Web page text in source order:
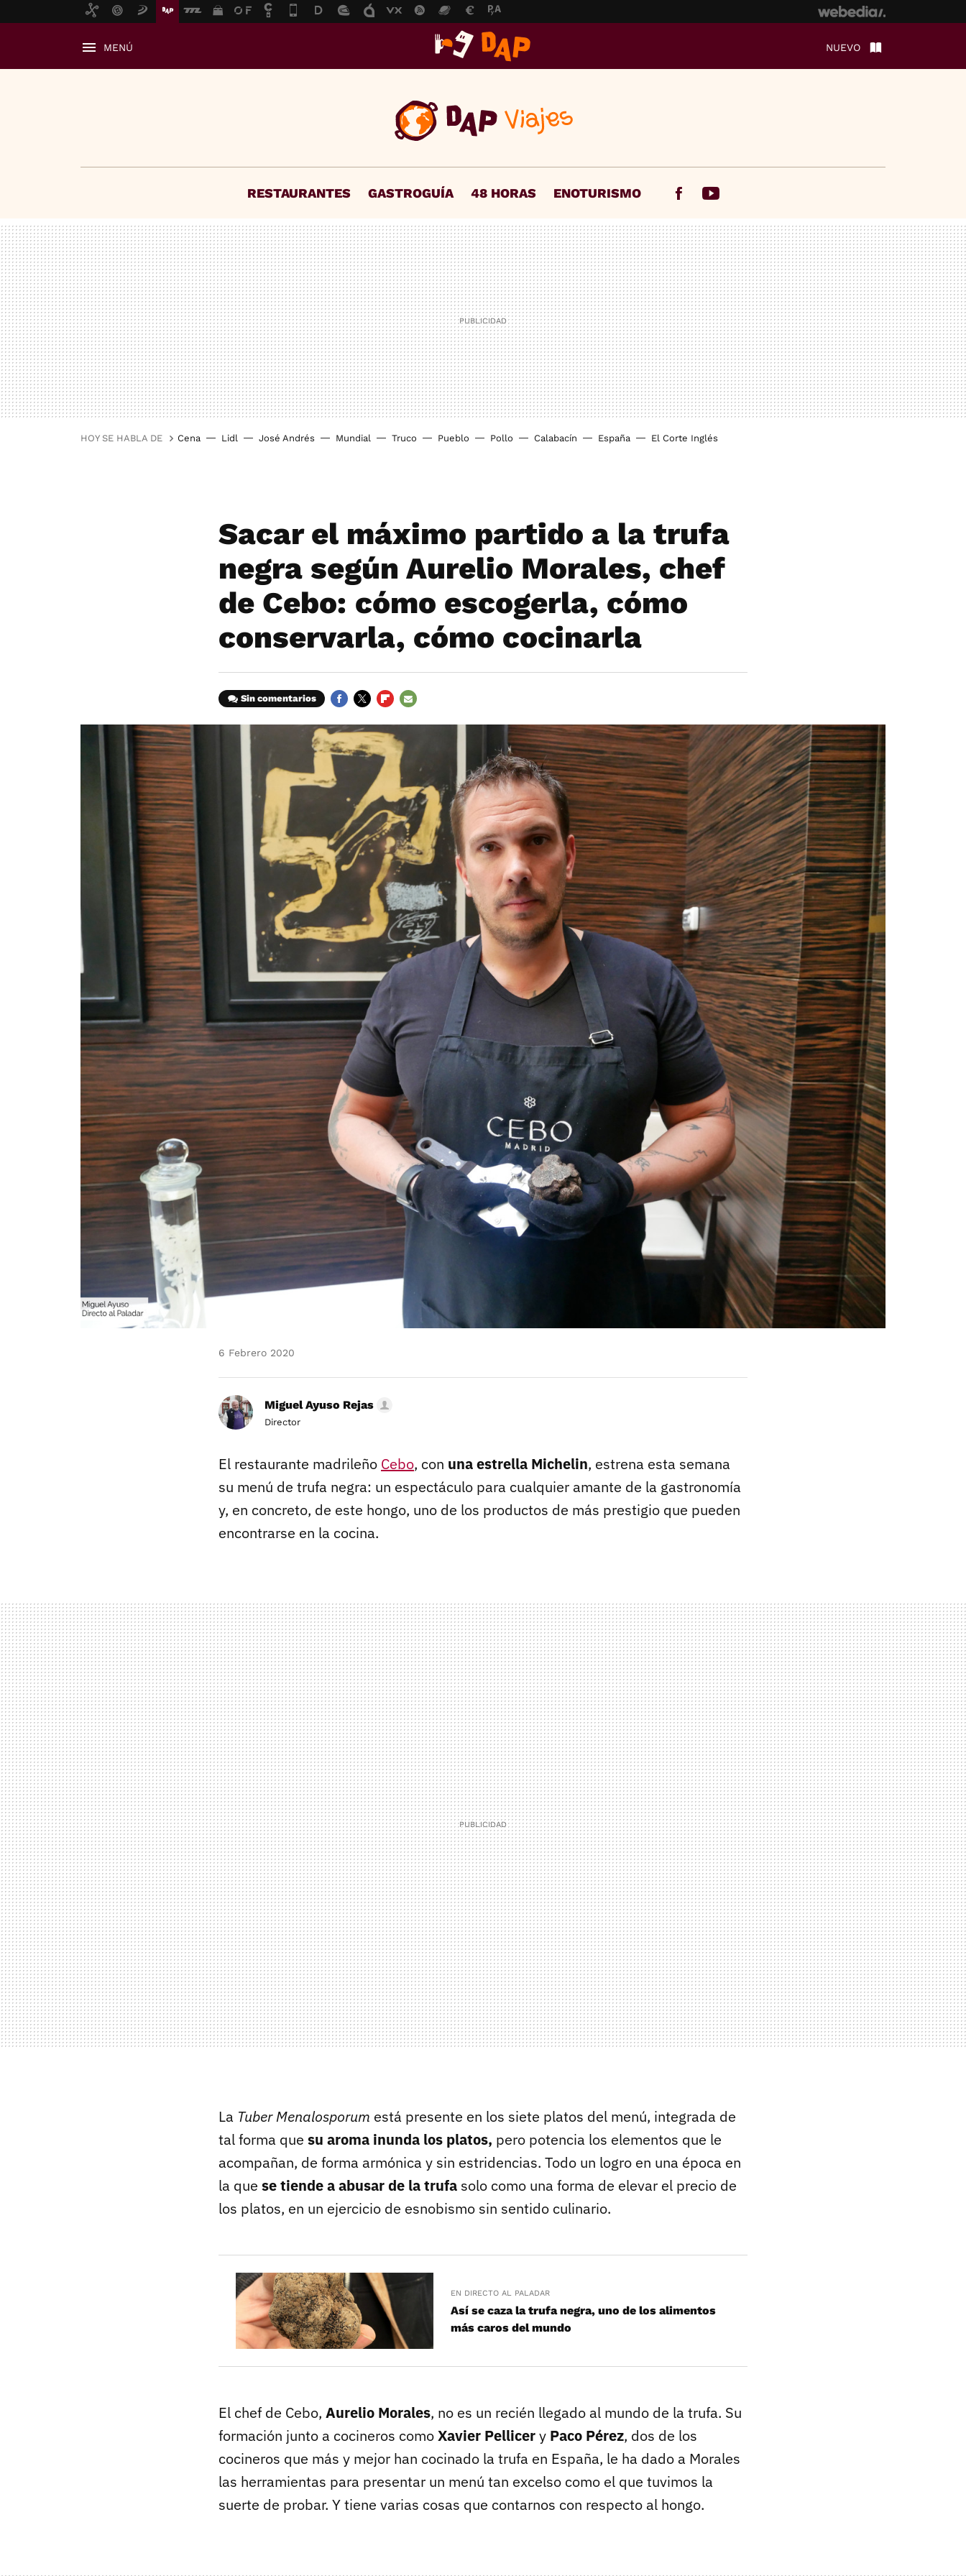
MENÚ NUEVO
RESTAURANTES GASTROGUÍA 48 HORAS ENOTURISMO FacebookYoutube
HOY SE HABLA DE Cena Lidl José Andrés Mundial Truco Pueblo Pollo Calabacín España El Corte Inglés
Sacar el máximo partido a la trufa
negra según Aurelio Morales, chef
de Cebo: cómo escogerla, cómo
conservarla, cómo cocinarla
Sin comentarios
6 Febrero 2020
Miguel Ayuso Rejas
Director
El restaurante madrileño Cebo, con una estrella Michelin, estrena esta semana
su menú de trufa negra: un espectáculo para cualquier amante de la gastronomía
y, en concreto, de este hongo, uno de los productos de más prestigio que pueden
encontrarse en la cocina.
La Tuber Menalosporum está presente en los siete platos del menú, integrada de
tal forma que su aroma inunda los platos, pero potencia los elementos que le
acompañan, de forma armónica y sin estridencias. Todo un logro en una época en
la que se tiende a abusar de la trufa solo como una forma de elevar el precio de
los platos, en un ejercicio de esnobismo sin sentido culinario.
EN DIRECTO AL PALADAR
Así se caza la trufa negra, uno de los alimentos
más caros del mundo
El chef de Cebo, Aurelio Morales, no es un recién llegado al mundo de la trufa. Su
formación junto a cocineros comoXavier Pellicery Paco Pérez, dos de los
cocineros que más y mejor han cocinado la trufa en España, le ha dado a Morales
las herramientas para presentar un menú tan excelso como el que tuvimos la
suerte de probar. Y tiene varias cosas que contarnos con respecto al hongo.